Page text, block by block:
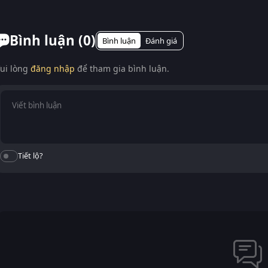
Bình luận (0) Bình luận Đánh giá
lòng đăng nhập để tham gia bình luận.
Tiết lộ?